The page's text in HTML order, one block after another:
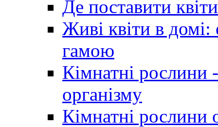
Де поставити
Живі квіти в
гамою
Кімнатні рослини
організму
Кімнатні рослини